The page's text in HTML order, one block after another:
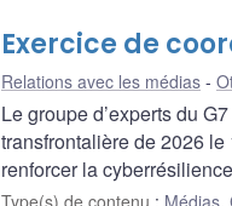
Exercice de
Relations avec les médias
Le groupe d’experts du
transfrontalière de 2026
renforcer la
Type(s) de contenu : Médias,